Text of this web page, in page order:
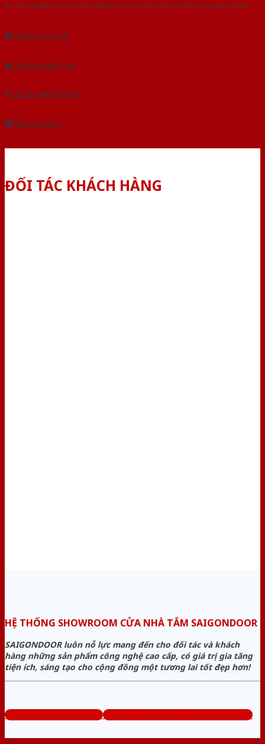
Với kinh nghiệm nhiêu năm nghiên cứu cửa theo tiêu chuẩn công nghệ Châu
Âu.Chúng tôi tự tin là nhà sản xuất & cung cấp hàng đầu tại Việt Nam!
Gửi yêu cầu tư vấn
Tải báo giá tổng hợp
Yêu cầu gọi lại (3 phút)
Dành cho đại lý
ĐỐI TÁC KHÁCH HÀNG
HỆ THỐNG SHOWROOM CỬA NHÀ TẮM SAIGONDOOR
SAIGONDOOR luôn nỗ lực mang đến cho đối tác và khách
hàng những sản phẩm công nghệ cao cấp, có giá trị gia tăng
tiện ích, sáng tạo cho cộng đồng một tương lai tốt đẹp hơn!
www.cuanhuavango.com Tổng đài tư vấn miễn phí: 0824.400.400